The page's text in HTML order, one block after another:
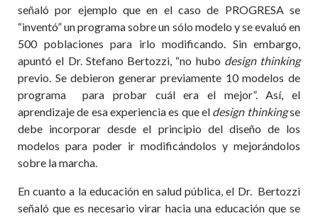
señaló por ejemplo que en el caso de PROGRESA se
“inventó” un programa sobre un sólo modelo y se evaluó en
500 poblaciones para irlo modificando. Sin embargo,
apuntó el Dr. Stefano Bertozzi, “no hubo design thinking
previo. Se debieron generar previamente 10 modelos de
programa
para probar cuál era el mejor”. Así, el
aprendizaje de esa experiencia es que el design thinkingse
debe incorporar desde el principio del diseño de los
modelos para poder ir modificándolos y mejorándolos
sobre la marcha.
En cuanto a la educación en salud pública, el Dr. Bertozzi
señaló que es necesario virar hacia una educación que se